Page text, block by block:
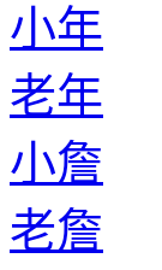
小年
老年
小詹
老詹